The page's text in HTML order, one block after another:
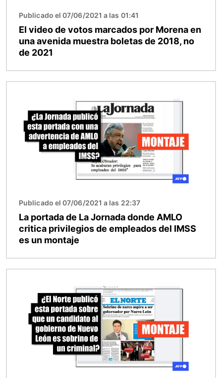
Publicado el 07/06/2021 a las 01:41
El video de votos marcados por Morena en
una avenida muestra boletas de 2018, no
de 2021
Publicado el 07/06/2021 a las 22:37
La portada de La Jornada donde AMLO
critica privilegios de empleados del IMSS
es un montaje